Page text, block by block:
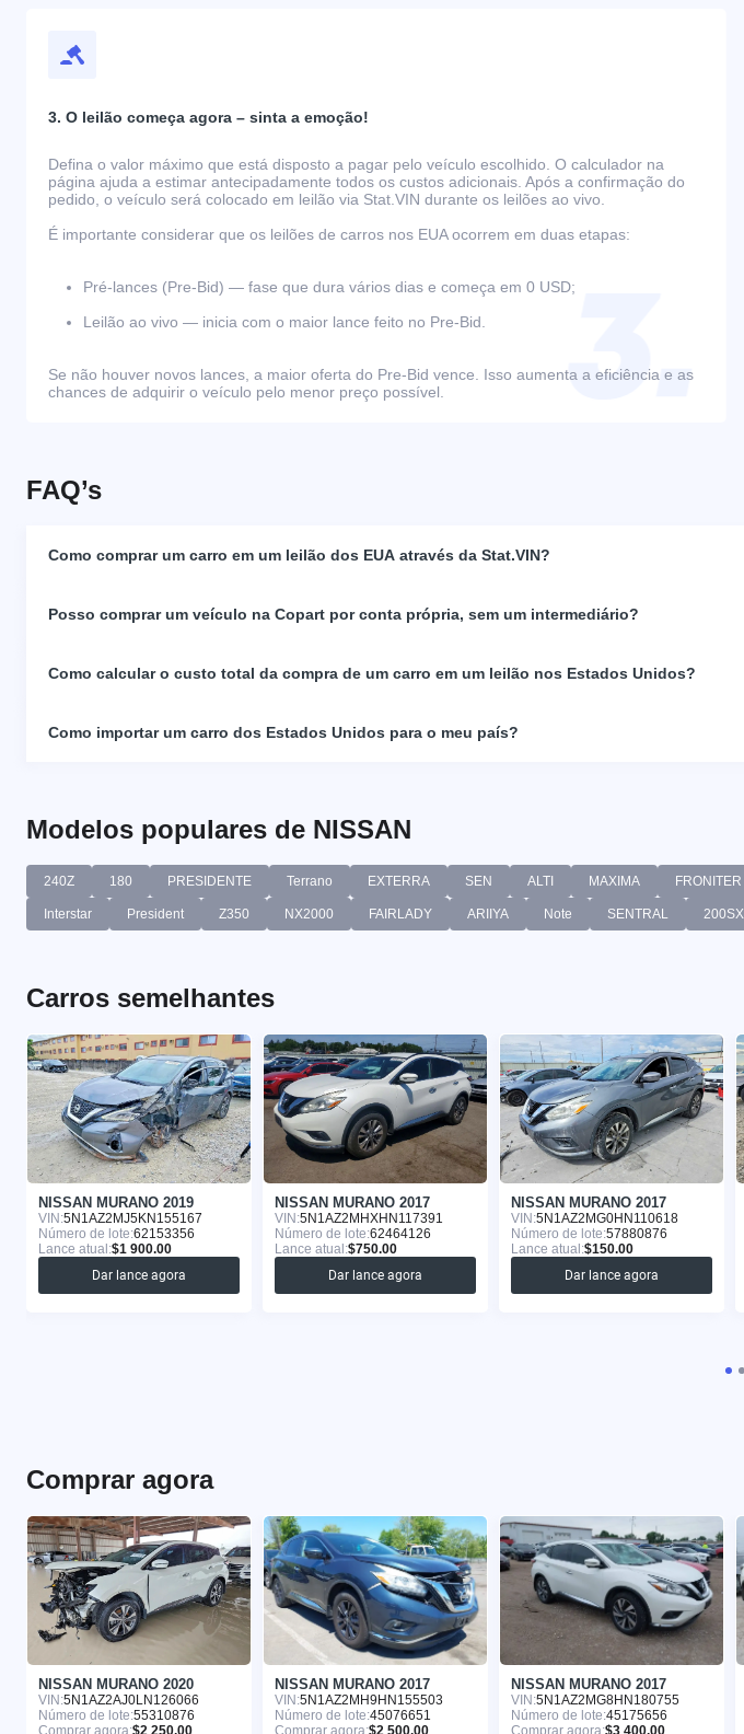
3. O leilão começa agora – sinta a emoção!
Defina o valor máximo que está disposto a pagar pelo veículo escolhido. O calculador na
página ajuda a estimar antecipadamente todos os custos adicionais. Após a confirmação do
pedido, o veículo será colocado em leilão via Stat.VIN durante os leilões ao vivo.
É importante considerar que os leilões de carros nos EUA ocorrem em duas etapas:
Pré-lances (Pre-Bid) — fase que dura vários dias e começa em 0 USD;
Leilão ao vivo — inicia com o maior lance feito no Pre-Bid.
Se não houver novos lances, a maior oferta do Pre-Bid vence. Isso aumenta a eficiência e as
chances de adquirir o veículo pelo menor preço possível.
FAQ’s
Como comprar um carro em um leilão dos EUA através da Stat.VIN?
Posso comprar um veículo na Copart por conta própria, sem um intermediário?
Como calcular o custo total da compra de um carro em um leilão nos Estados Unidos?
Como importar um carro dos Estados Unidos para o meu país?
Modelos populares de NISSAN
240Z 180 PRESIDENTE Terrano EXTERRA SEN ALTI MAXIMA FRONITER
Interstar President Z350 NX2000 FAIRLADY ARIIYA Note SENTRAL 200SX
Carros semelhantes
NISSAN MURANO 2019
VIN:5N1AZ2MJ5KN155167
Número de lote:62153356
Lance atual:$1 900.00
Dar lance agora
NISSAN MURANO 2017
VIN:5N1AZ2MHXHN117391
Número de lote:62464126
Lance atual:$750.00
Dar lance agora
NISSAN MURANO 2017
VIN:5N1AZ2MG0HN110618
Número de lote:57880876
Lance atual:$150.00
Dar lance agora
Comprar agora
NISSAN MURANO 2020
VIN:5N1AZ2AJ0LN126066
Número de lote:55310876
NISSAN MURANO 2017
VIN:5N1AZ2MH9HN155503
Número de lote:45076651
NISSAN MURANO 2017
VIN:5N1AZ2MG8HN180755
Número de lote:45175656